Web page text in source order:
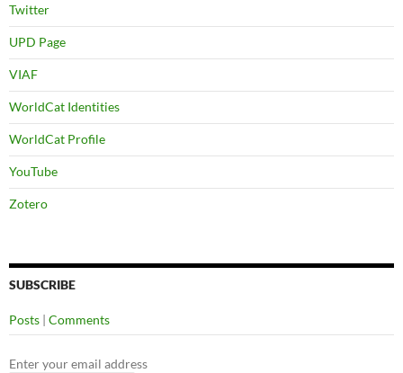
Twitter
UPD Page
VIAF
WorldCat Identities
WorldCat Profile
YouTube
Zotero
SUBSCRIBE
Posts | Comments
Enter your email address